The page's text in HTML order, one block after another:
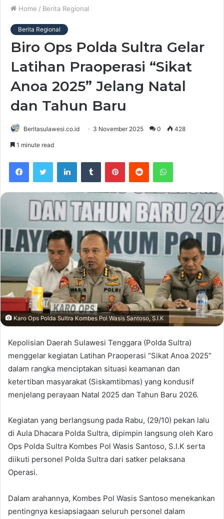
Home / Berita Regional
Berita Regional
Biro Ops Polda Sultra Gelar
Latihan Praoperasi “Sikat
Anoa 2025” Jelang Natal
dan Tahun Baru
Beritasulawesi.co.id 3 November 2025 0 428
1 minute read
Karo Ops Polda Sultra Kombes Pol Wasis Santoso, S.I.K
Kepolisian Daerah Sulawesi Tenggara (Polda Sultra)
menggelar kegiatan Latihan Praoperasi “Sikat Anoa 2025”
dalam rangka menciptakan situasi keamanan dan
ketertiban masyarakat (Siskamtibmas) yang kondusif
menjelang perayaan Natal 2025 dan Tahun Baru 2026.
Kegiatan yang berlangsung pada Rabu, (29/10) pekan lalu
di Aula Dhacara Polda Sultra, dipimpin langsung oleh Karo
Ops Polda Sultra Kombes Pol Wasis Santoso, S.I.K serta
diikuti personel Polda Sultra dari satker pelaksana
Operasi.
Dalam arahannya, Kombes Pol Wasis Santoso menekankan
pentingnya kesiapsiagaan seluruh personel dalam